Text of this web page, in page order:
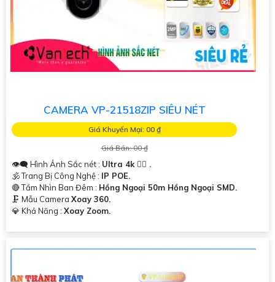
CAMERA VP-21518ZIP SIÊU NÉT
Giá Khuyến Mại: 00 ₫
Giá Bán: 00 ₫
👁️‍🗨 Hình Ảnh Sắc nét : Ultra 4k 👍🏾 .
🕉️ Trang Bị Công Nghệ : IP POE.
🔴 Tầm Nhìn Ban Đêm : Hồng Ngoại 50m Hồng Ngoại SMD.
🗜️ Mẫu Camera Xoay 360.
️💎 Khả Năng : Xoay Zoom.